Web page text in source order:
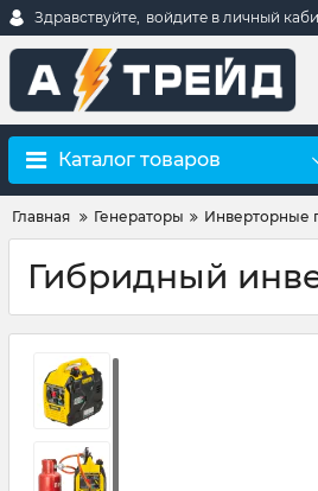
Здравствуйте, войдите в личный
Каталог товаров
Главная Генераторы Инверторные
Гибридный